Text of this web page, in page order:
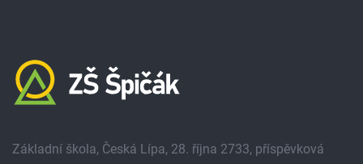
Základní škola, Česká Lípa, 28. října 2733, příspěvková